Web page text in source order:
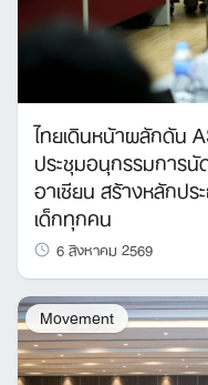
ไทยเดินหน้าผลักดัน
ประชุมอนุกรรมการ
อาเซียน สร้างหลักป
เด็กทุกคน
6 สิงหาคม 2569
Movement